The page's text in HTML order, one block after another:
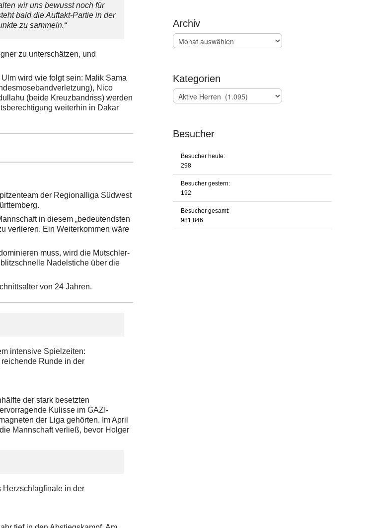
wir uns bewusst noch für
bald die Auftakt-Partie in der
zu sammeln.“
zu unterschätzen, und
wird wie folgt sein: Malik Sama
Nico
(beide Kreuzbandriss) werden
weiterhin in Dakar
der Regionalliga Südwest
in diesem „bedeutendsten
verlieren. Ein Weiterkommen wäre
muss, wird die Mutschler-
Nadelstiche über die
von 24 Jahren.
intensive Spielzeiten:
Runde in der
der stark besetzten
Kulisse im GAZI-
der Liga gehörten. Im April
Mannschaft verließ, bevor Holger
Herzschlagfinale in der
Archiv
Archiv
Kategorien
Kategorien
Besucher
Besucher heute:
298
Besucher gestern:
192
Besucher gesamt:
981.846